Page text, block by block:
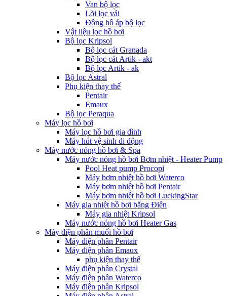
Van bộ lọc
Lõi lọc vải
Đồng hồ áp bộ lọc
Vật liệu lọc hồ bơi
Bộ lọc Kripsol
Bộ lọc cát Granada
Bộ lọc cát Artik - akt
Bộ lọc Artik - ak
Bộ lọc Astral
Phụ kiện thay thế
Pentair
Emaux
Bộ lọc Peraqua
Máy lọc hồ bơi
Máy lọc hồ bơi gia đình
Máy hút vệ sinh di động
Máy nước nóng hồ bơi & Spa
Máy nước nóng hồ bơi Bơm nhiệt - Heater Pump
Pool Heat pump Procopi
Máy bơm nhiệt hồ bơi Waterco
Máy bơm nhiệt hồ bơi Pentair
Máy bơm nhiệt hồ bơi LuckingStar
Máy gia nhiệt hồ bơi bằng Điện
Máy gia nhiệt Kripsol
Máy nước nóng hồ bơi Heater Gas
Máy điện phân muối hồ bơi
Máy điện phân Pentair
Máy điện phân Emaux
phụ kiện thay thế
Máy điện phân Crystal
Máy điện phân Waterco
Máy điện phân Kripsol